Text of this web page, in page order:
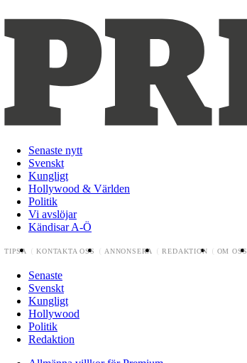
Senaste nytt
Svenskt
Kungligt
Hollywood & Världen
Politik
Vi avslöjar
Kändisar A-Ö
TIPSA KONTAKTA OSS ANNONSERA REDAKTION OM OSS
Senaste
Svenskt
Kungligt
Hollywood
Politik
Redaktion